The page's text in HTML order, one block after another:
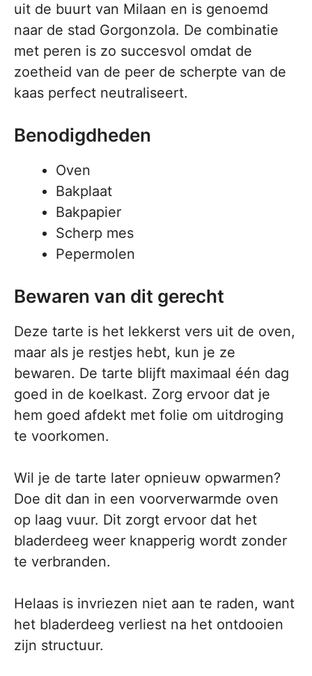
uit de buurt van Milaan en is genoemd
naar de stad Gorgonzola. De combinatie
met peren is zo succesvol omdat de
zoetheid van de peer de scherpte van de
kaas perfect neutraliseert.
Benodigdheden
Oven
Bakplaat
Bakpapier
Scherp mes
Pepermolen
Bewaren van dit gerecht
Deze tarte is het lekkerst vers uit de oven,
maar als je restjes hebt, kun je ze
bewaren. De tarte blijft maximaal één dag
goed in de koelkast. Zorg ervoor dat je
hem goed afdekt met folie om uitdroging
te voorkomen.
Wil je de tarte later opnieuw opwarmen?
Doe dit dan in een voorverwarmde oven
op laag vuur. Dit zorgt ervoor dat het
bladerdeeg weer knapperig wordt zonder
te verbranden.
Helaas is invriezen niet aan te raden, want
het bladerdeeg verliest na het ontdooien
zijn structuur.